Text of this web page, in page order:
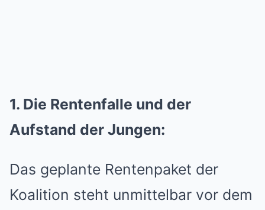
1. Die Rentenfalle und der
Aufstand der Jungen:
Das geplante Rentenpaket der
Koalition steht unmittelbar vor dem